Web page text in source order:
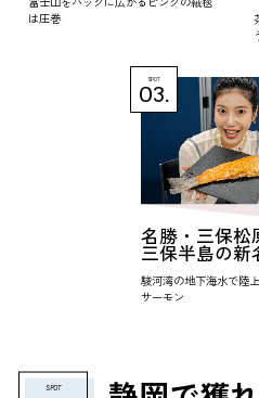
は圧巻
SPOT
03.
名勝・三保松
三保半島の新
駿河湾の地下海水で陸
サーモン
SPOT